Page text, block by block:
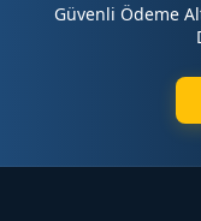
Güvenli Ödeme